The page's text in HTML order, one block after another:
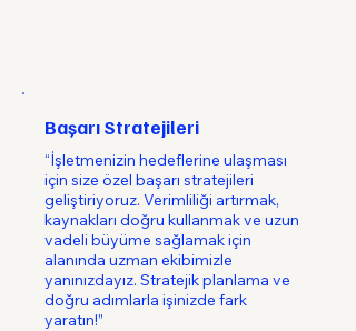
Başarı Stratejileri
“İşletmenizin hedeflerine ulaşması
için size özel başarı stratejileri
geliştiriyoruz. Verimliliği artırmak,
kaynakları doğru kullanmak ve uzun
vadeli büyüme sağlamak için
alanında uzman ekibimizle
yanınızdayız. Stratejik planlama ve
doğru adımlarla işinizde fark
yaratın!”